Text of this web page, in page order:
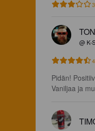
@ K-
Pidän!
Vaniljaa ja